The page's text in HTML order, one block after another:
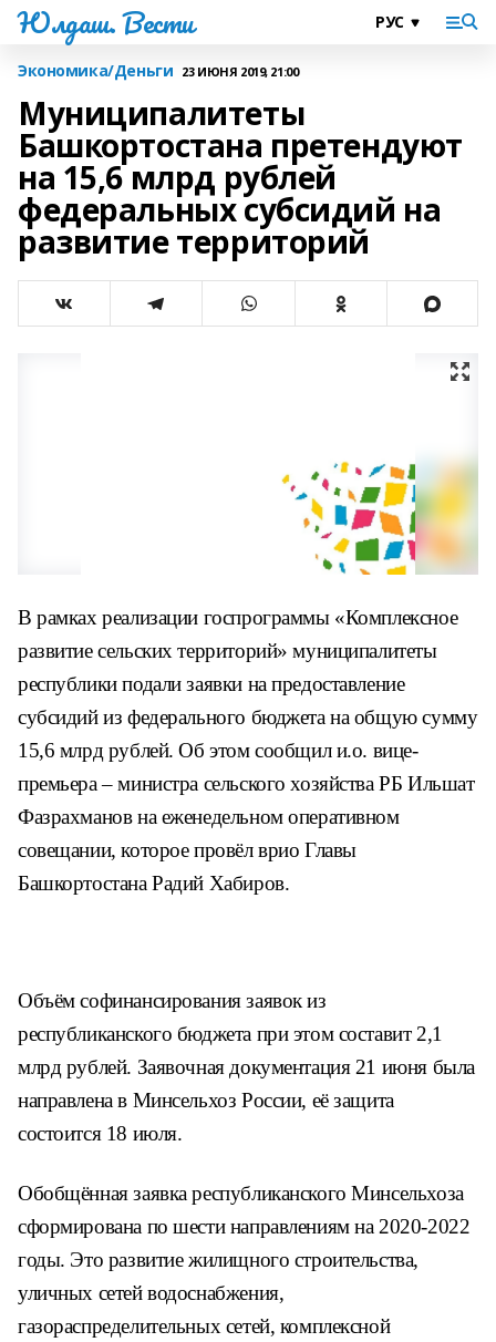
Юлдаш. Вести
Экономика/Деньги 23 ИЮНЯ 2019, 21:00
Муниципалитеты
Башкортостана претендуют
на 15,6 млрд рублей
федеральных субсидий на
развитие территорий
В рамках реализации госпрограммы «Комплексное
развитие сельских территорий» муниципалитеты
республики подали заявки на предоставление
субсидий из федерального бюджета на общую сумму
15,6 млрд рублей. Об этом сообщил и.о. вице-
премьера – министра сельского хозяйства РБ Ильшат
Фазрахманов на еженедельном оперативном
совещании, которое провёл врио Главы
Башкортостана Радий Хабиров.
Объём софинансирования заявок из
республиканского бюджета при этом составит 2,1
млрд рублей. Заявочная документация 21 июня была
направлена в Минсельхоз России, её защита
состоится 18 июля.
Обобщённая заявка республиканского Минсельхоза
сформирована по шести направлениям на 2020-2022
годы. Это развитие жилищного строительства,
уличных сетей водоснабжения,
газораспределительных сетей, комплексной